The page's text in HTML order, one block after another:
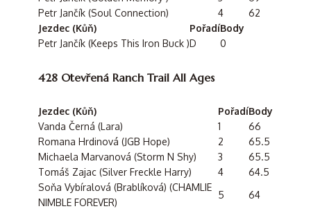
Petr Jančík (Soul Connection)
4
62
Jezdec (Kůň)
PořadíBody
Petr Jančík (Keeps This Iron Buck )D 0
428 Otevřená Ranch Trail All Ages
Jezdec (Kůň) PořadíBody
Vanda Černá (Lara)
1
66
Romana Hrdinová (JGB Hope)
2
65.5
Michaela Marvanová (Storm N Shy)
3
65.5
Tomáš Zajac (Silver Freckle Harry)
4
64.5
Soňa Vybíralová (Brablíková) (CHAMLIE
NIMBLE FOREVER)
5
64